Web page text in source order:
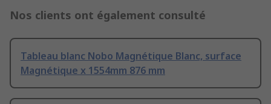
Nos clients ont également consulté
Tableau blanc Nobo Magnétique Blanc, surface
Magnétique x 1554mm 876 mm